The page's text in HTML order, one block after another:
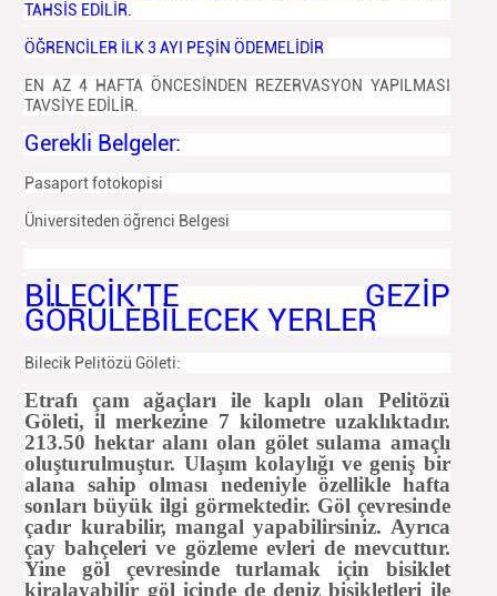
TAHSİS EDİLİR.
ÖĞRENCİLER İLK 3 AYI PEŞİN ÖDEMELİDİR
EN AZ 4 HAFTA ÖNCESİNDEN REZERVASYON YAPILMASI
TAVSİYE EDİLİR.
Gerekli Belgeler:
Pasaport fotokopisi
Üniversiteden öğrenci Belgesi
BİLECİK’TE GEZİP
GÖRÜLEBİLECEK YERLER
Bilecik Pelitözü Göleti:
Etrafı çam ağaçları ile kaplı olan Pelitözü
Göleti, il merkezine 7 kilometre uzaklıktadır.
213.50 hektar alanı olan gölet sulama amaçlı
oluşturulmuştur. Ulaşım kolaylığı ve geniş bir
alana sahip olması nedeniyle özellikle hafta
sonları büyük ilgi görmektedir. Göl çevresinde
çadır kurabilir, mangal yapabilirsiniz. Ayrıca
çay bahçeleri ve gözleme evleri de mevcuttur.
Yine göl çevresinde turlamak için bisiklet
kiralayabilir göl içinde de deniz bisikletleri ile